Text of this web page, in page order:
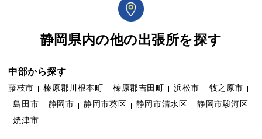
静岡県内の他の出張所を探す
中部から探す
藤枝市 榛原郡川根本町 榛原郡吉田町 浜松市
牧之原市
島田市
静岡市 静岡市葵区 静岡市清水区
静岡市駿河区
焼津市